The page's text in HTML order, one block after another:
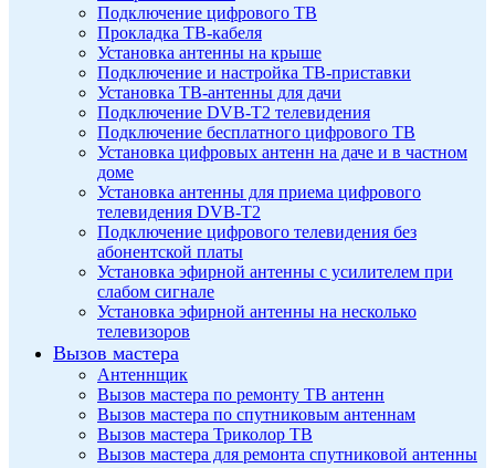
Подключение цифрового ТВ
Прокладка ТВ-кабеля
Установка антенны на крыше
Подключение и настройка ТВ-приставки
Установка ТВ-антенны для дачи
Подключение DVB-T2 телевидения
Подключение бесплатного цифрового ТВ
Установка цифровых антенн на даче и в частном
доме
Установка антенны для приема цифрового
телевидения DVB-T2
Подключение цифрового телевидения без
абонентской платы
Установка эфирной антенны с усилителем при
слабом сигнале
Установка эфирной антенны на несколько
телевизоров
Вызов мастера
Антеннщик
Вызов мастера по ремонту ТВ антенн
Вызов мастера по спутниковым антеннам
Вызов мастера Триколор ТВ
Вызов мастера для ремонта спутниковой антенны